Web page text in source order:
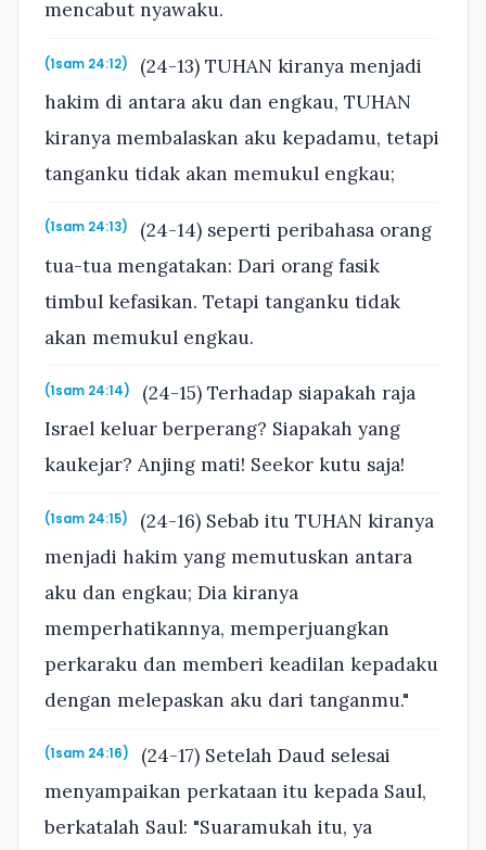
mencabut nyawaku.
(1sam 24:12)
(24-13) TUHAN kiranya menjadi
hakim di antara aku dan engkau, TUHAN
kiranya membalaskan aku kepadamu, tetapi
tanganku tidak akan memukul engkau;
(1sam 24:13)
(24-14) seperti peribahasa orang
tua-tua mengatakan: Dari orang fasik
timbul kefasikan. Tetapi tanganku tidak
akan memukul engkau.
(1sam 24:14)
(24-15) Terhadap siapakah raja
Israel keluar berperang? Siapakah yang
kaukejar? Anjing mati! Seekor kutu saja!
(1sam 24:15)
(24-16) Sebab itu TUHAN kiranya
menjadi hakim yang memutuskan antara
aku dan engkau; Dia kiranya
memperhatikannya, memperjuangkan
perkaraku dan memberi keadilan kepadaku
dengan melepaskan aku dari tanganmu."
(1sam 24:16)
(24-17) Setelah Daud selesai
menyampaikan perkataan itu kepada Saul,
berkatalah Saul: "Suaramukah itu, ya